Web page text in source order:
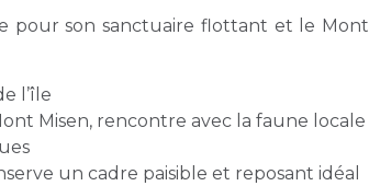
pour son sanctuaire flottant et le Mont
l’île
Misen, rencontre avec la faune locale
un cadre paisible et reposant idéal